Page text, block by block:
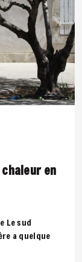
en
Le sud
a quelque